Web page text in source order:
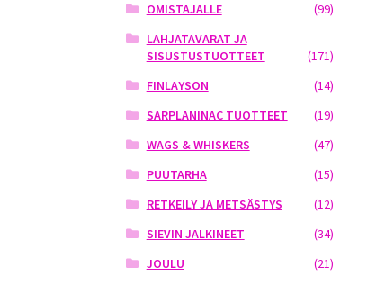
OMISTAJALLE
(99)
LAHJATAVARAT JA
SISUSTUSTUOTTEET
(171)
FINLAYSON
(14)
SARPLANINAC TUOTTEET
(19)
WAGS & WHISKERS
(47)
PUUTARHA
(15)
RETKEILY JA METSÄSTYS
(12)
SIEVIN JALKINEET
(34)
JOULU
(21)